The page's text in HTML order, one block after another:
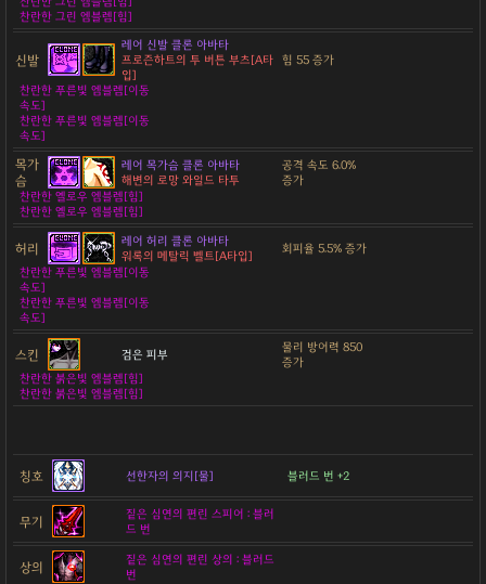
찬란한 그린 엠블렘[힘]
신발
레어 신발 클론 아바타
프로즌하트의 투 버튼 부츠[A타
입]
힘 55 증가
찬란한 푸른빛 엠블렘[이동
속도]
찬란한 푸른빛 엠블렘[이동
속도]
목가
슴
레어 목가슴 클론 아바타
해변의 로망 와일드 타투
공격 속도 6.0%
증가
찬란한 옐로우 엠블렘[힘]
찬란한 옐로우 엠블렘[힘]
허리
레어 허리 클론 아바타
워록의 메탈릭 벨트[A타입]
회피율 5.5% 증가
찬란한 푸른빛 엠블렘[이동
속도]
찬란한 푸른빛 엠블렘[이동
속도]
스킨 검은 피부
물리 방어력 850
증가
찬란한 붉은빛 엠블렘[힘]
찬란한 붉은빛 엠블렘[힘]
칭호 선한자의 의지[물] 블러드 번 +2
무기
짙은 심연의 편린 스피어 : 블러
드 번
상의
짙은 심연의 편린 상의 : 블러드
번